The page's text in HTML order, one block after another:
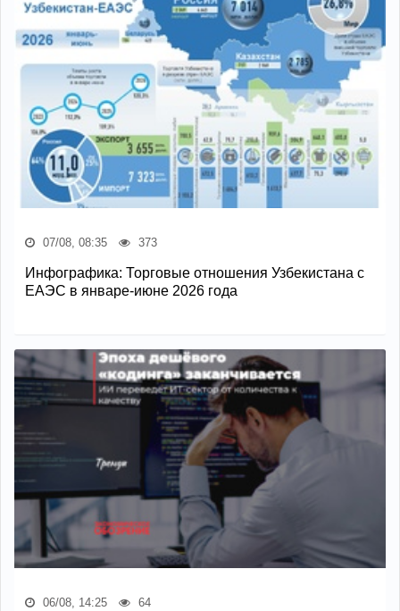
07/08, 08:35 373
Инфографика: Торговые отношения Узбекистана с
ЕАЭС в январе-июне 2026 года
06/08, 14:25 64